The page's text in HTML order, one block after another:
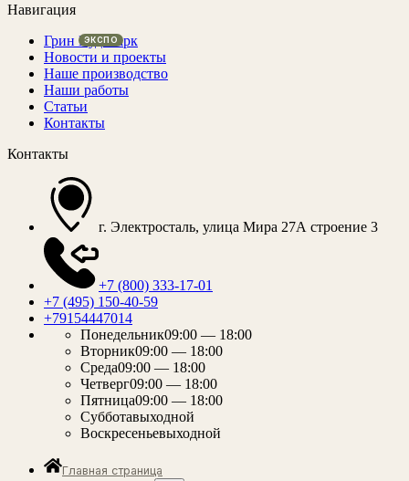
Навигация
Грин Вуд Парк
Новости и проекты
Наше производство
Наши работы
Статьи
Контакты
Контакты
г. Электросталь, улица Мира 27А строение 3
+7 (800) 333-17-01
+7 (495) 150-40-59
+79154447014
Понедельник09:00 — 18:00
Вторник09:00 — 18:00
Среда09:00 — 18:00
Четверг09:00 — 18:00
Пятница09:00 — 18:00
Субботавыходной
Воскресеньевыходной
Главная страница